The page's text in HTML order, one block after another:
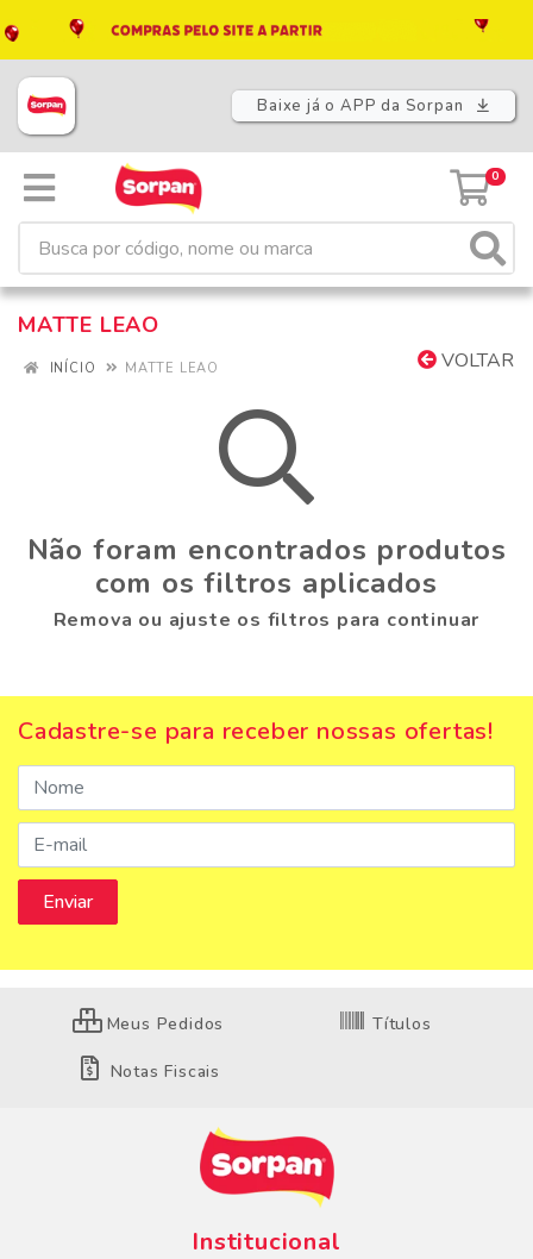
Baixe já o APP da Sorpan
0
MATTE LEAO
VOLTAR
INÍCIO MATTE LEAO
Não foram encontrados produtos
com os filtros aplicados
Remova ou ajuste os filtros para continuar
Cadastre-se para receber nossas ofertas!
Meus Pedidos Títulos
Notas Fiscais
Institucional